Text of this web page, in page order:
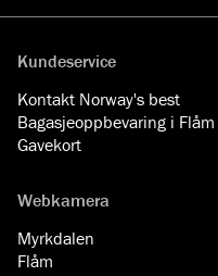
Kundeservice
Kontakt Norway's best
Bagasjeoppbevaring i Flåm
Gavekort
Webkamera
Myrkdalen
Flåm